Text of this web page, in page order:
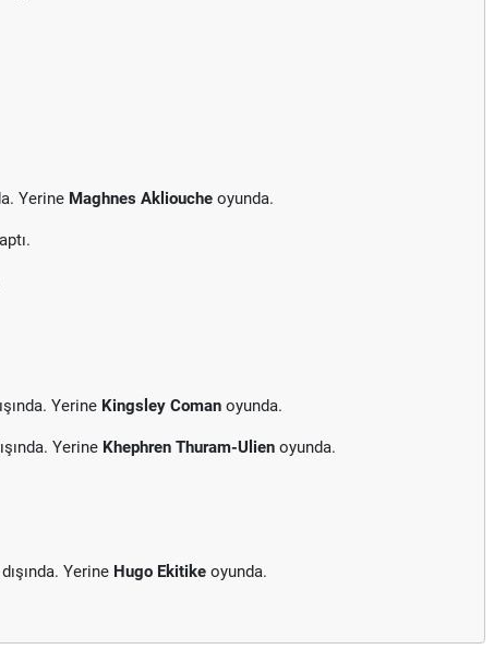
Yerine Maghnes Akliouche oyunda.
Yerine Kingsley Coman oyunda.
Yerine Khephren Thuram-Ulien oyunda.
Yerine Hugo Ekitike oyunda.